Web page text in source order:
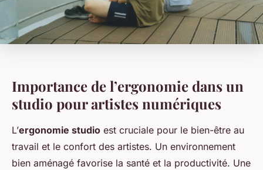
Importance de l’ergonomie dans un
studio pour artistes numériques
L’ergonomie studio est cruciale pour le bien-être au
travail et le confort des artistes. Un environnement
bien aménagé favorise la santé et la productivité. Une